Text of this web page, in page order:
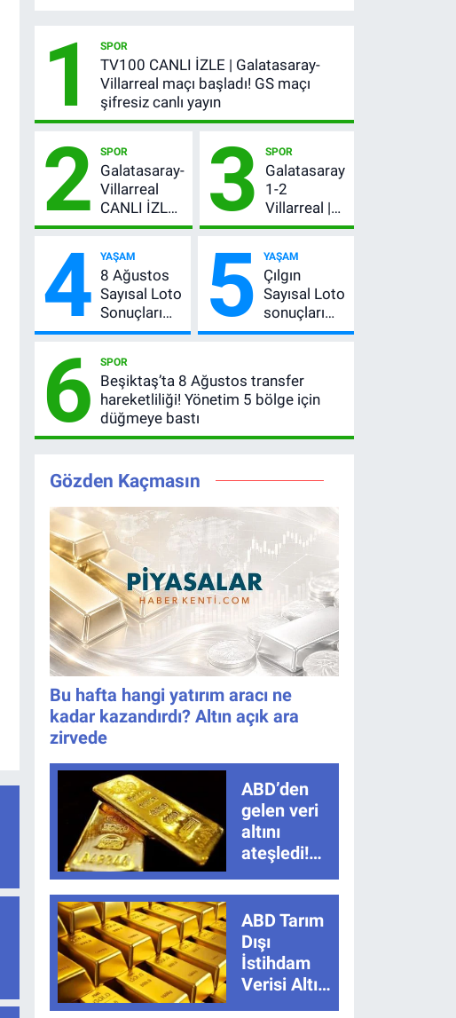
1 SPOR
TV100 CANLI İZLE | Galatasaray-
Villarreal maçı başladı! GS maçı
şifresiz canlı yayın
2 SPOR
Galatasaray-
Villarreal
CANLI İZLE |
GS maçı
kanalda,
şifresiz mi?
3 SPOR
Galatasaray
1-2
Villarreal |
Maç özeti
peş peşe
geldi, Okan
Buruk
kırmızı kart
gördü!
4 YAŞAM
8 Ağustos
Sayısal Loto
Sonuçları
Açıklandı!
Kazandıran
6 Numara
5 YAŞAM
Çılgın
Sayısal Loto
sonuçları
açıklandı
2026
kazanan
6 SPOR
Beşiktaş’ta 8 Ağustos transfer
hareketliliği! Yönetim 5 bölge için
düğmeye bastı
Gözden Kaçmasın
Bu hafta hangi yatırım aracı ne
kadar kazandırdı? Altın açık ara
zirvede
ABD’den
gelen veri
altını
ateşledi!
Tarım dışı
istihdam
sonrası ons
altında sert
yükseliş
ABD Tarım
Dışı
İstihdam
Verisi Altını
Nasıl